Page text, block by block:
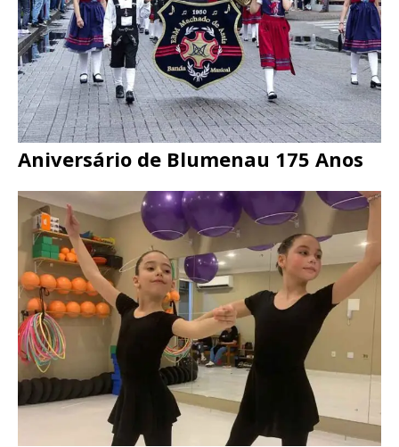
Aniversário de Blumenau 175 Anos